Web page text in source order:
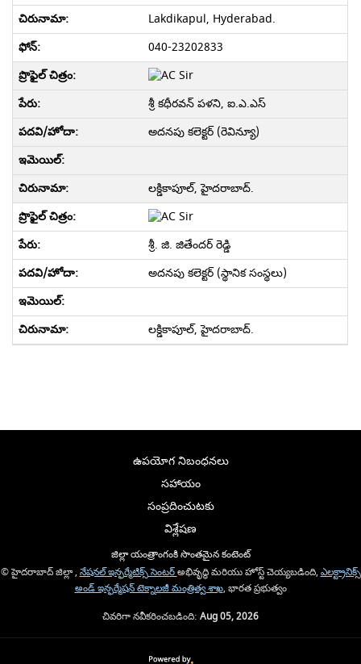
Lakdikapul, Hyderabad.
040-23202833
శ్రీ కధీరవన్ పళని, ఐ.ఎ.ఎస్
అదనపు కలెక్టర్ (రెవిన్యూ)
లక్డికాపూల్, హైదరాబాద్.
శ్రీ. జి. జితేందర్ రెడ్డి
అదనపు కలెక్టర్ (స్థానిక సంస్థలు)
లక్డికాపూల్, హైదరాబాద్.
ఉపయోగ నిబంధనలు
సహాయం
సంప్రదించుటకు
విశ్లేషణ
జిల్లా యంత్రాంగంకి సొంతమైన కంటెంట్
© హైదరాబాద్ జిల్లా , నేషనల్ ఇన్ఫర్మేటిక్స్ సెంటర్అభివృద్ధి మరియు హోస్ట్ చెయ్యబడింది, ఎలక్ట్రానిక్స్
అండ్ ఇన్ఫర్మేషన్ టెక్నాలజీ మంత్రిత్వ శాఖ, భారత ప్రభుత్వం
చివరిగా నవీకరించబడింది: Aug 05, 2026